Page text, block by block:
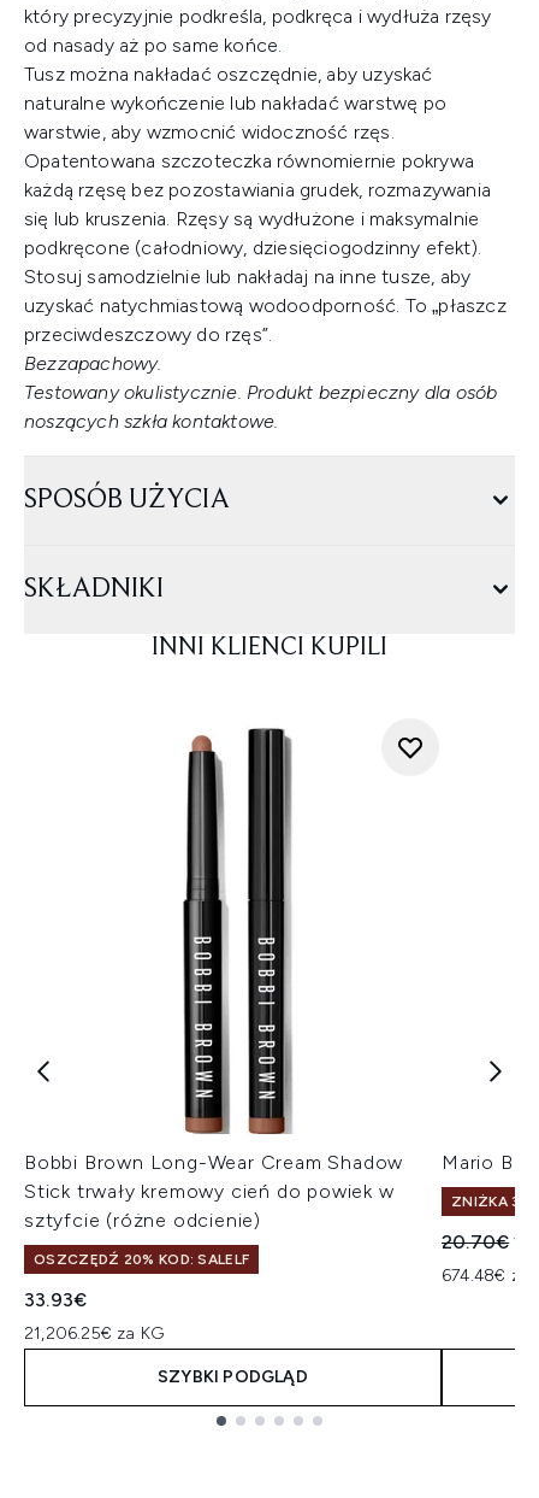
który precyzyjnie podkreśla, podkręca i wydłuża rzęsy
od nasady aż po same końce.
Tusz można nakładać oszczędnie, aby uzyskać
naturalne wykończenie lub nakładać warstwę po
warstwie, aby wzmocnić widoczność rzęs.
Opatentowana szczoteczka równomiernie pokrywa
każdą rzęsę bez pozostawiania grudek, rozmazywania
się lub kruszenia. Rzęsy są wydłużone i maksymalnie
podkręcone (całodniowy, dziesięciogodzinny efekt).
Stosuj samodzielnie lub nakładaj na inne tusze, aby
uzyskać natychmiastową wodoodporność. To „płaszcz
przeciwdeszczowy do rzęs”.
Bezzapachowy.
Testowany okulistycznie. Produkt bezpieczny dla osób
noszących szkła kontaktowe.
SPOSÓB UŻYCIA
SKŁADNIKI
INNI KLIENCI KUPILI
Bobbi Brown Long-Wear Cream Shadow
Stick trwały kremowy cień do powiek w
sztyfcie (różne odcienie)
OSZCZĘDŹ 20% KOD: SALELF
33.93€
21,206.25€ za KG
SZYBKI PODGLĄD
Mario
ZNIŻKA
20.70€
674.48€ za